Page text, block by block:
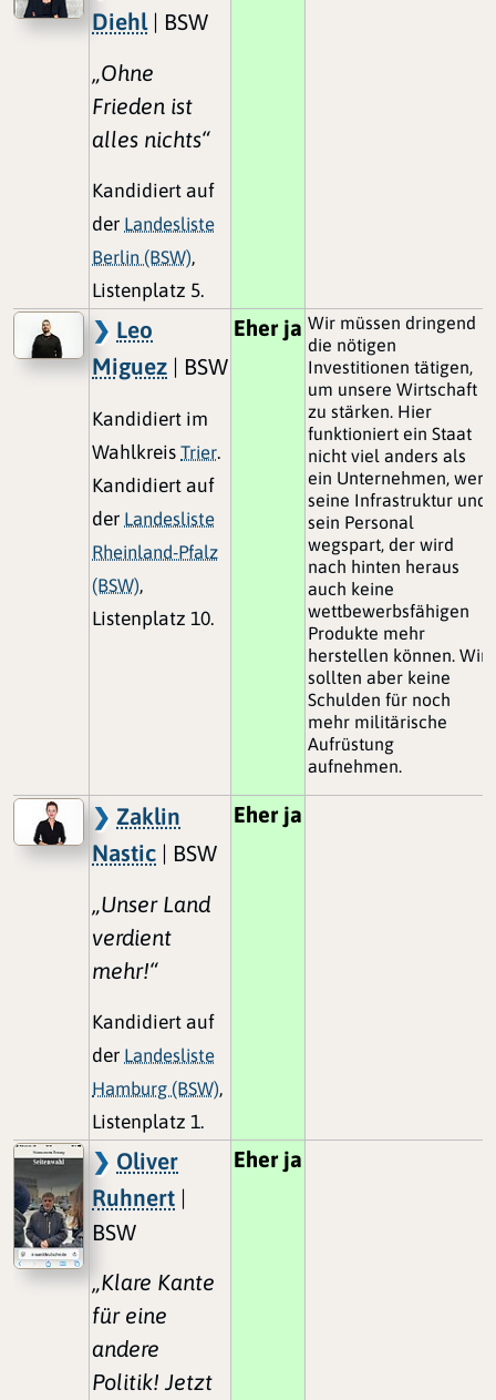
Diehl| BSW
„Ohne
Frieden ist
alles nichts“
Kandidiert auf
der Landesliste
Berlin (BSW),
Listenplatz 5.
Leo
Miguez | BSW
Kandidiert im
Wahlkreis Trier.
Kandidiert auf
der Landesliste
Rheinland-Pfalz
(BSW),
Listenplatz 10.
Eher ja Wir müssen dringend
die nötigen
Investitionen tätigen,
um unsere Wirtschaft
zu stärken. Hier
funktioniert ein Staat
nicht viel anders als
ein Unternehmen, wer
seine Infrastruktur und
sein Personal
wegspart, der wird
nach hinten heraus
auch keine
wettbewerbsfähigen
Produkte mehr
herstellen können. Wir
sollten aber keine
Schulden für noch
mehr militärische
Aufrüstung
aufnehmen.
Zaklin
Nastic | BSW
„Unser Land
verdient
mehr!“
Kandidiert auf
der Landesliste
Hamburg (BSW),
Listenplatz 1.
Eher ja
Oliver
Ruhnert |
BSW
„Klare Kante
für eine
andere
Politik! Jetzt
Eher ja